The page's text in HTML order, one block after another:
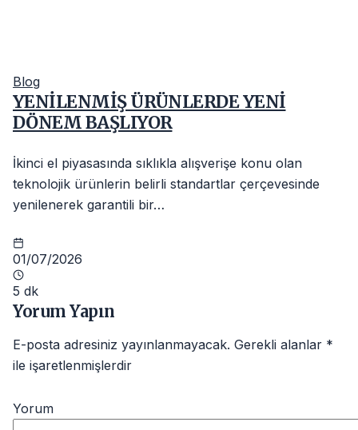
Blog
YENİLENMİŞ ÜRÜNLERDE YENİ
DÖNEM BAŞLIYOR
İkinci el piyasasında sıklıkla alışverişe konu olan
teknolojik ürünlerin belirli standartlar çerçevesinde
yenilenerek garantili bir…
01/07/2026
5 dk
Yorum Yapın
E-posta adresiniz yayınlanmayacak. Gerekli alanlar *
ile işaretlenmişlerdir
Yorum